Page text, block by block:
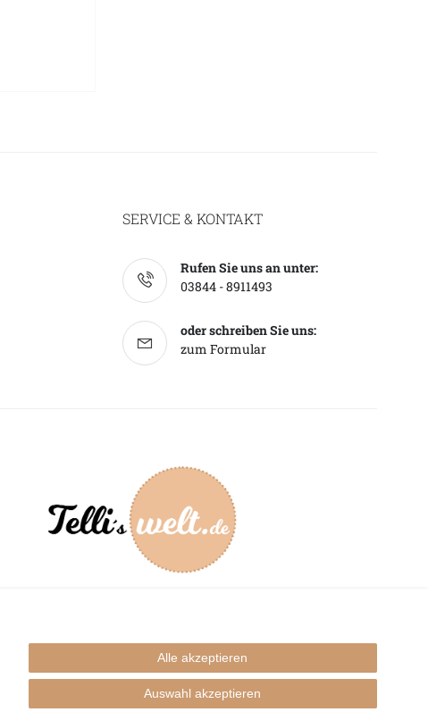
SERVICE & KONTAKT
Rufen Sie uns an unter:
03844 - 8911493
oder schreiben Sie uns:
zum Formular
Impressum
Alle akzeptieren
Auswahl akzeptieren